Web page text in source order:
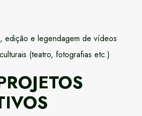
edição e legendagem de vídeos
(teatro, fotografias etc.)